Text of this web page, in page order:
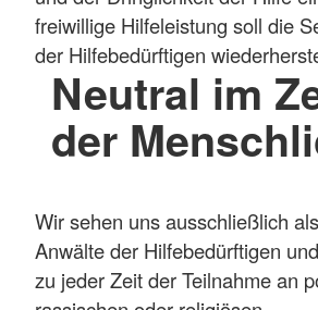
freiwillige Hilfeleistung soll die
der Hilfebedürftigen
Neutral im
der
Wir sehen uns ausschließlich
Anwälte der Hilfebedürftigen
zu jeder Zeit der Teilnahme an